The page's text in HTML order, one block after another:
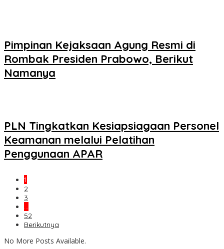
Pimpinan Kejaksaan Agung Resmi di
Rombak Presiden Prabowo, Berikut
Namanya
PLN Tingkatkan Kesiapsiagaan Personel
Keamanan melalui Pelatihan
Penggunaan APAR
1
2
3
…
52
Berikutnya
No More Posts Available.